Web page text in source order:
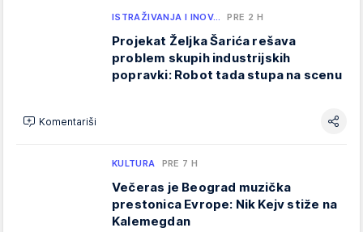
ISTRAŽIVANJA I INOV… PRE 2 H
Projekat Željka Šarića rešava
problem skupih industrijskih
popravki: Robot tada stupa na scenu
Komentariši
KULTURA PRE 7 H
Večeras je Beograd muzička
prestonica Evrope: Nik Kejv stiže na
Kalemegdan